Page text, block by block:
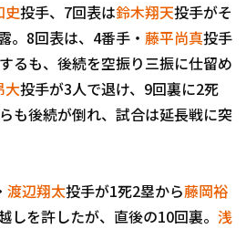
アルバイト募集（
史投手、7回表は鈴木翔天投手がそ
。8回表は、4番手・ 藤平尚真投手
るも、後続を空振り三振に仕留め
大投手が3人で退け、9回裏に2死
も後続が倒れ、試合は延長戦に突
渡辺翔太投手が1死2塁から藤岡裕
しを許したが、直後の10回裏。 浅